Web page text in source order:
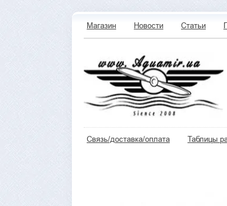
Магазин Новости Статьи
Связь/доставка/оплата Таблицы